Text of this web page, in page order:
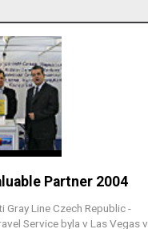
Partner 2004
Gray Line Czech Republic -
Service byla v Las Vegas v